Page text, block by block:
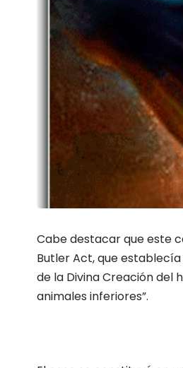
Cabe destacar que este
Butler Act, que
de la Divina Creación del
animales inferiores”.